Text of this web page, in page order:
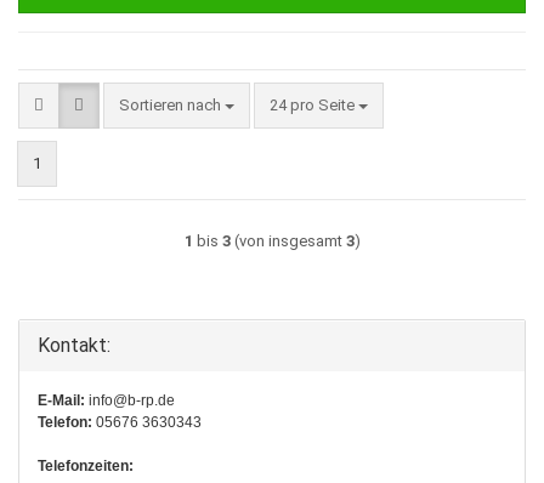
Sortieren nach
Sortieren nach 24 pro Seite
pro Seite
1
1 bis 3(von insgesamt 3)
Kontakt:
E-Mail: info@b-rp.de
Telefon: 05676 3630343
Telefonzeiten: